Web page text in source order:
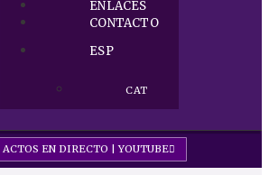
ENLACES
CONTACTO
ESP
CAT
ACTOS EN DIRECTO | YOUTUBE